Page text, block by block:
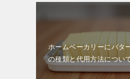
ホームベーカリーにバタ
の種類と代用方法につい